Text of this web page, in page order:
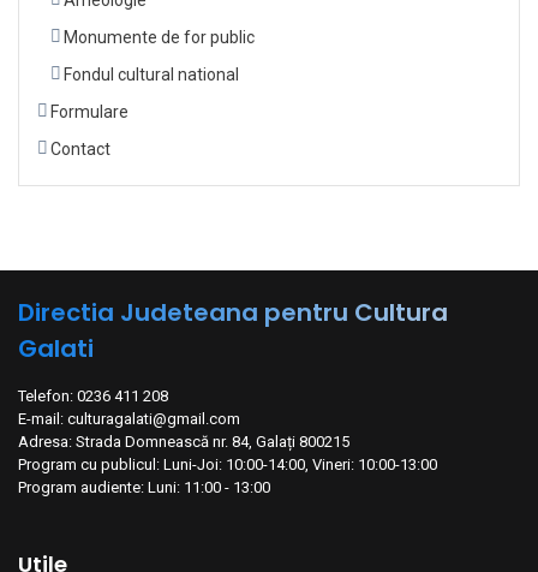
Monumente de for public
Fondul cultural national
Formulare
Contact
Directia Judeteana pentru Cultura
Galati
Telefon: 0236 411 208
E-mail: culturagalati@gmail.com
Adresa: Strada Domnească nr. 84, Galați 800215
Program cu publicul: Luni-Joi: 10:00-14:00, Vineri: 10:00-13:00
Program audiente: Luni: 11:00 - 13:00
Utile